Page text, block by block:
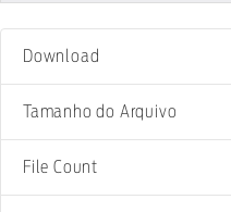
Download
Tamanho do Arquivo
File Count